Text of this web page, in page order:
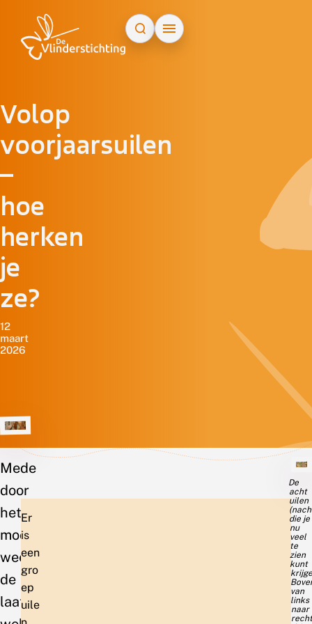
Volop
voorjaarsuilen
–
hoe
herken
je
ze?
12
maart
2026
Mede
door
het
mooie
weer
de
laatste
Er
is
een
gro
ep
uile
De
acht
uilen
die je
nu
veel
te
zien
kunt
van
links
naar